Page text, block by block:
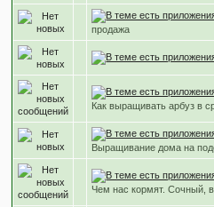
продажа
Как выращивать арбуз в
Выращивание дома на
Чем нас кормят. Сочный,